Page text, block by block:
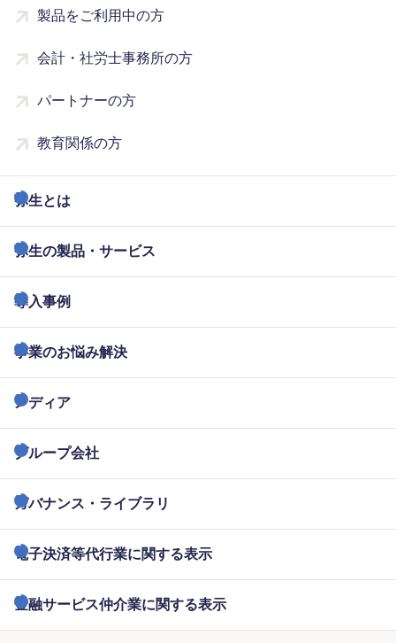
製品をご利用中の方
会計・社労士事務所の方
パートナーの方
教育関係の方
弥生とは
弥生の製品・サービス
導入事例
事業のお悩み解決
メディア
グループ会社
ガバナンス・ライブラリ
電子決済等代行業に関する表示
金融サービス仲介業に関する表示